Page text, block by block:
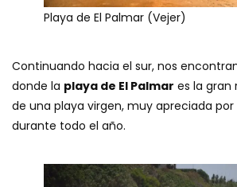
Playa de El Palmar (Vejer)
Continuando hacia el sur, nos
donde la playa de El Palmar es la gran
de una playa virgen, muy apreciada por
durante todo el año.